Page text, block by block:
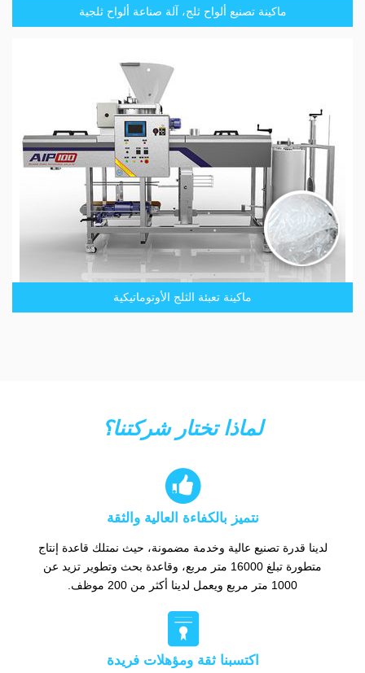
ماكينة تصنيع ألواح ثلج، آلة صناعة ألواح ثلجية
ماكينة تعبئة الثلج الأوتوماتيكية
لماذا تختار شركتنا؟

نتميز بالكفاءة العالية والثقة
لدينا قدرة تصنيع عالية وخدمة مضمونة، حيث نمتلك قاعدة إنتاج
متطورة تبلغ 16000 متر مربع، وقاعدة بحث وتطوير تزيد عن
1000 متر مربع ويعمل لدينا أكثر من 200 موظف.

اكتسبنا ثقة ومؤهلات فريدة